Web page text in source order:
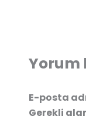
Yorum
E-posta
Gerekli